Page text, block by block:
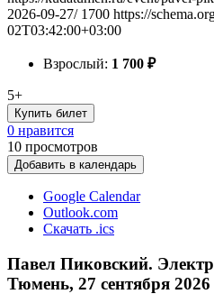
2026-09-27/ 1700 https://
02T03:42:00+03:00
Взрослый: 1 700 ₽
5+
Купить билет
0 нравится
10 просмотров
Добавить в календарь
Google Calendar
Outlook.com
Скачать .ics
Павел Пиковский.
Тюмень, 27 сентября 2026